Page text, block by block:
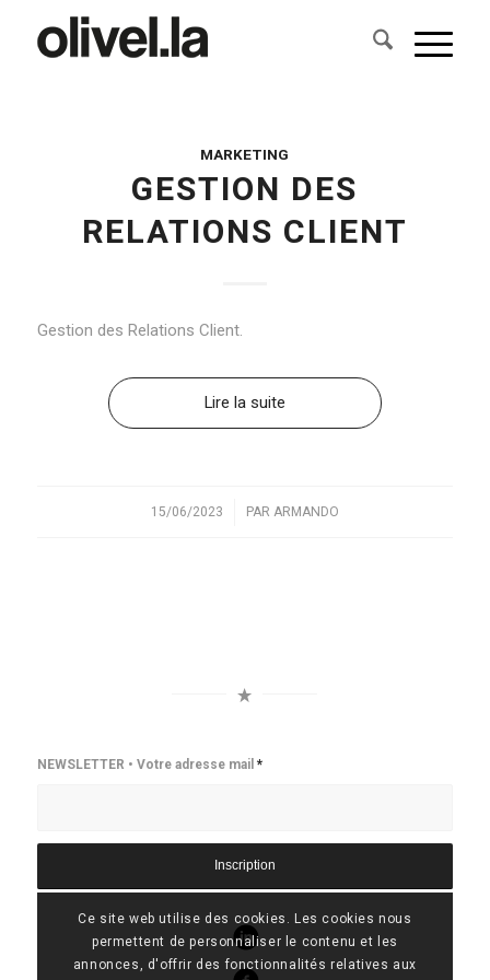
MARKETING
GESTION DES
RELATIONS CLIENT
Gestion des Relations Client.
Lire la suite
15/06/2023
/ PAR ARMANDO
NEWSLETTER • Votre adresse mail *
Linkedin
Ce site web utilise des cookies. Les cookies nous
permettent de personnaliser le contenu et les
annonces, d'offrir des fonctionnalités relatives aux